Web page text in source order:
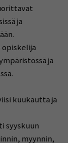
ja
ja
kuukautta ja
syyskuun
myynnin,